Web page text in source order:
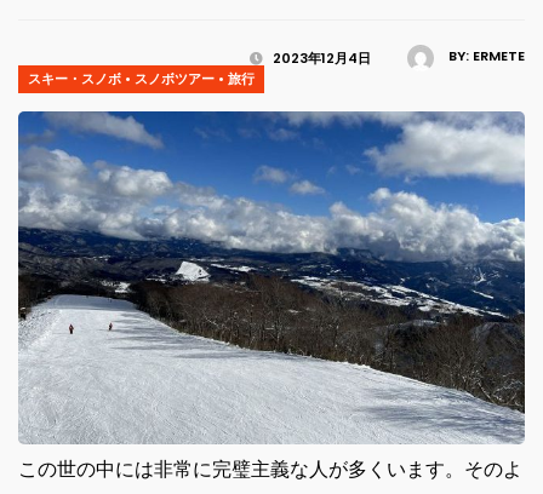
BY: ERMETE
2023年12月4日
スキー・スノボ • スノボツアー • 旅行
この世の中には非常に完璧主義な人が多くいます。 そのよ